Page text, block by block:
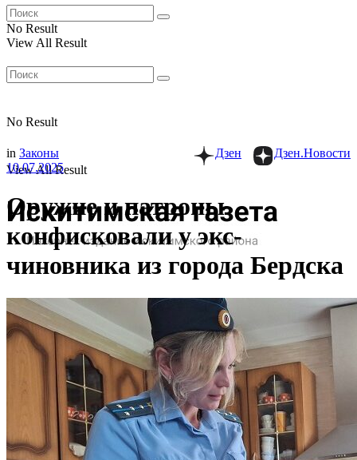
No Result
View All Result
No Result
View All Result
Дзен.Новости
Дзен
in Законы
10.07.2025
Оружие и патроны
конфисковали у экс-
чиновника из города Бердска